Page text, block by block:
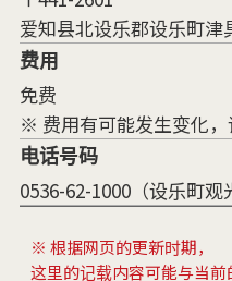
爱知县北设乐郡设乐町津
费用
免费
※ 费用有可能发生变化，
电话号码
0536-62-1000（设乐町观
※ 根据网页的更新时期，
这里的记载内容可能与当前